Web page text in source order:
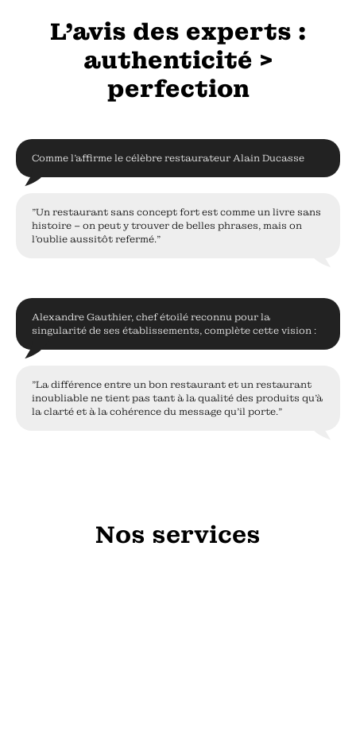
L’avis des experts :
authenticité >
perfection
Comme l'affirme le célèbre restaurateur Alain Ducasse
"Un restaurant sans concept fort est comme un livre sans
histoire – on peut y trouver de belles phrases, mais on
l'oublie aussitôt refermé."
Alexandre Gauthier, chef étoilé reconnu pour la
singularité de ses établissements, complète cette vision :
"La différence entre un bon restaurant et un restaurant
inoubliable ne tient pas tant à la qualité des produits qu'à
la clarté et à la cohérence du message qu'il porte."
Nos services